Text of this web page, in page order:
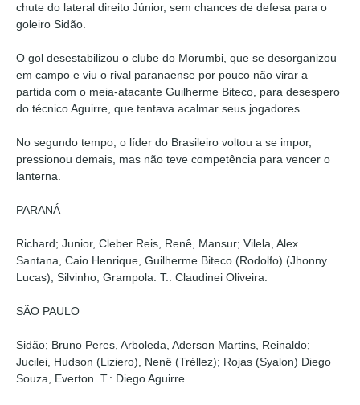
chute do lateral direito Júnior, sem chances de defesa para o
goleiro Sidão.
O gol desestabilizou o clube do Morumbi, que se desorganizou
em campo e viu o rival paranaense por pouco não virar a
partida com o meia-atacante Guilherme Biteco, para desespero
do técnico Aguirre, que tentava acalmar seus jogadores.
No segundo tempo, o líder do Brasileiro voltou a se impor,
pressionou demais, mas não teve competência para vencer o
lanterna.
PARANÁ
Richard; Junior, Cleber Reis, Renê, Mansur; Vilela, Alex
Santana, Caio Henrique, Guilherme Biteco (Rodolfo) (Jhonny
Lucas); Silvinho, Grampola. T.: Claudinei Oliveira.
SÃO PAULO
Sidão; Bruno Peres, Arboleda, Aderson Martins, Reinaldo;
Jucilei, Hudson (Liziero), Nenê (Tréllez); Rojas (Syalon) Diego
Souza, Everton. T.: Diego Aguirre